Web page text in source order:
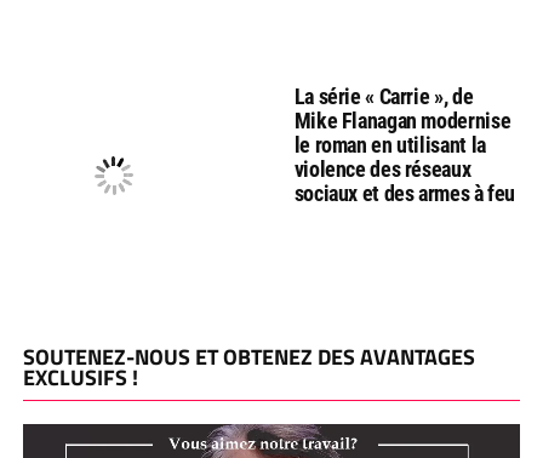
La série « Carrie », de
Mike Flanagan modernise
le roman en utilisant la
violence des réseaux
sociaux et des armes à feu
SOUTENEZ-NOUS ET OBTENEZ DES AVANTAGES
EXCLUSIFS !